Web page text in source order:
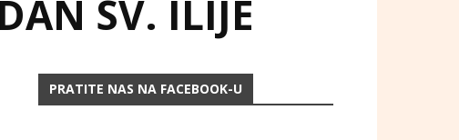
SV. ILIJE
PRATITE NAS NA FACEBOOK-U